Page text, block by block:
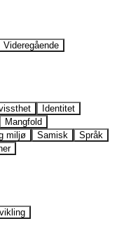
Videregående
Identitet
Mangfold
miljø Samisk
Språk